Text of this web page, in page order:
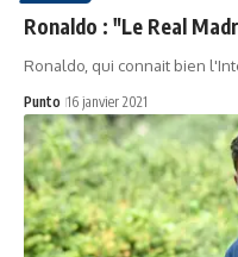
Ronaldo : "Le Real
Ronaldo, qui connait bien
Punto 16 janvier 2021